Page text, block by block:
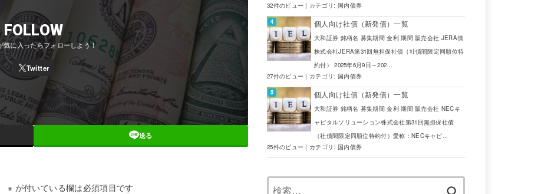
FOLLOW
送る
※ が付いている欄は必須項目です
32件のビュー | カテゴリ: 国内債券
個人向け社債（新発債）一覧
大和証券 銘柄名 募集期間 金利 期間 販売会社 JERA債
株式会社JERA第31回無担保社債（社債間限定同順位特
約付） 2025年6月9日～202...
27件のビュー | カテゴリ: 国内債券
個人向け社債（新発債）一覧
大和証券 銘柄名 募集期間 金利 期間 販売会社 NECキ
ャピタルソリューション株式会社第31回無担保社債
（社債間限定同順位特約付）愛称：NECキャピ...
25件のビュー | カテゴリ: 国内債券